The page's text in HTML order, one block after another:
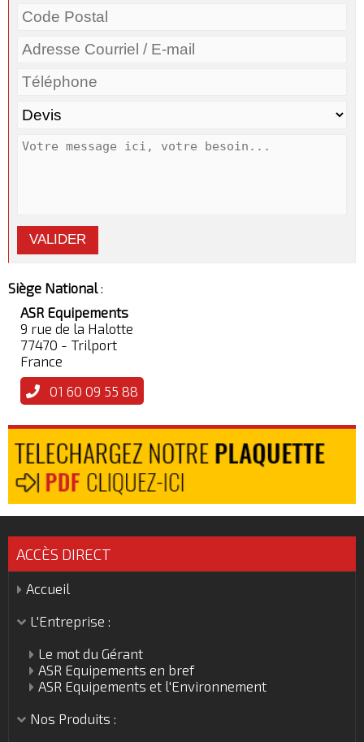
VALIDER
Siège National :
ASR Equipements
9 rue de la Halotte
77470 - Trilport
France
01 60 09 55 88
ACCÈS DIRECT
Accueil
L'Entreprise :
Le mot du Gérant
ASR Equipements en bref
ASR Equipements et l'Environnement
Nos Produits :